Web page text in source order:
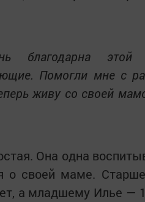
благодарна этой
Помогли мне с
живу со своей
Она одна
о своей маме.
а младшему Илье —